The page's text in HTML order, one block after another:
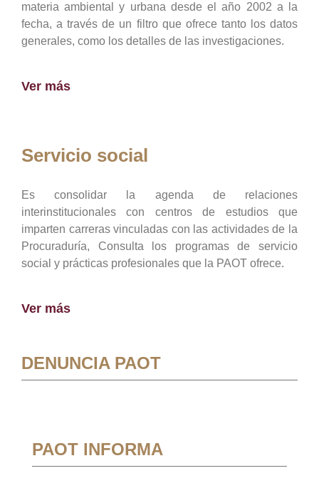
materia ambiental y urbana desde el año 2002 a la
fecha, a través de un filtro que ofrece tanto los datos
generales, como los detalles de las investigaciones.
Ver más
Servicio social
Es consolidar la agenda de relaciones
interinstitucionales con centros de estudios que
imparten carreras vinculadas con las actividades de la
Procuraduría, Consulta los programas de servicio
social y prácticas profesionales que la PAOT ofrece.
Ver más
DENUNCIA PAOT
PAOT INFORMA